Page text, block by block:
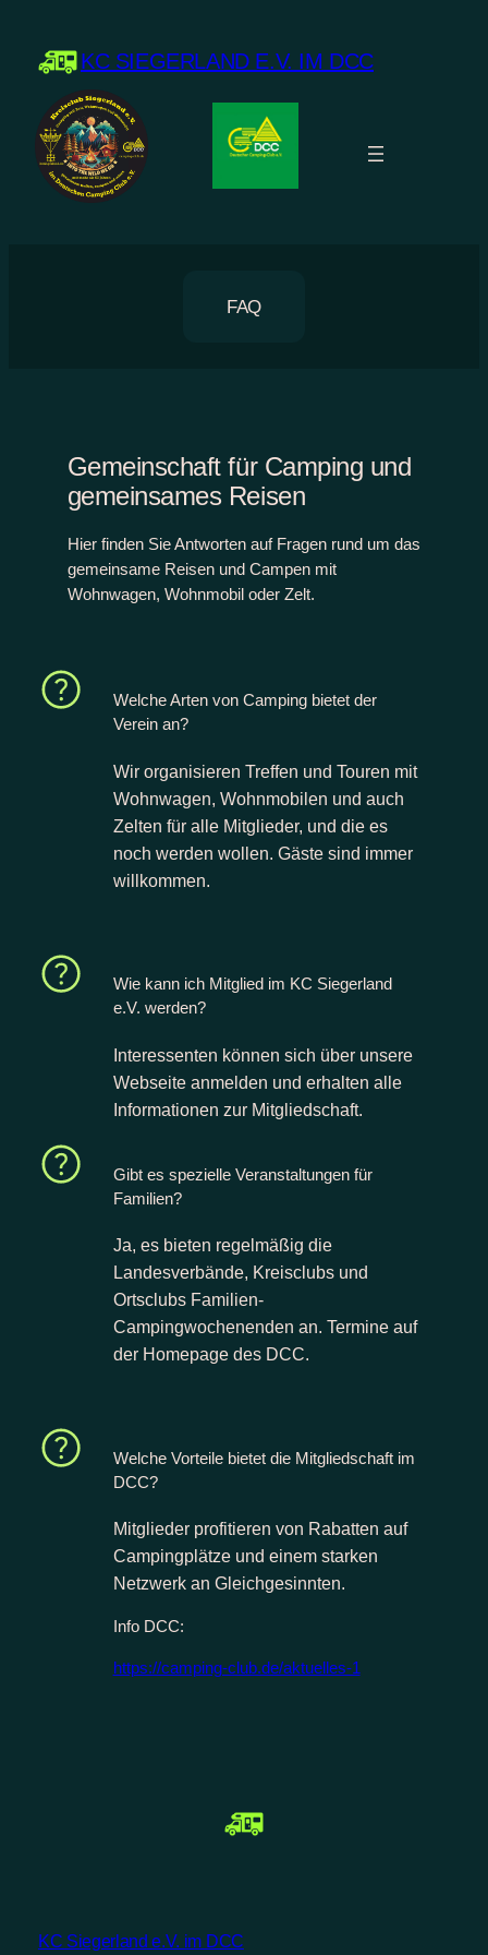
springen
KC SIEGERLAND E.V. IM DCC
FAQ
Gemeinschaft für Camping und
gemeinsames Reisen
Hier finden Sie Antworten auf Fragen rund um das
gemeinsame Reisen und Campen mit
Wohnwagen, Wohnmobil oder Zelt.
Welche Arten von Camping bietet der
Verein an?
Wir organisieren Treffen und Touren mit
Wohnwagen, Wohnmobilen und auch
Zelten für alle Mitglieder, und die es
noch werden wollen. Gäste sind immer
willkommen.
Wie kann ich Mitglied im KC Siegerland
e.V. werden?
Interessenten können sich über unsere
Webseite anmelden und erhalten alle
Informationen zur Mitgliedschaft.
Gibt es spezielle Veranstaltungen für
Familien?
Ja, es bieten regelmäßig die
Landesverbände, Kreisclubs und
Ortsclubs Familien-
Campingwochenenden an. Termine auf
der Homepage des DCC.
Welche Vorteile bietet die Mitgliedschaft im
DCC?
Mitglieder profitieren von Rabatten auf
Campingplätze und einem starken
Netzwerk an Gleichgesinnten.
Info DCC:
https://camping-club.de/aktuelles-1
KC Siegerland e.V. im DCC